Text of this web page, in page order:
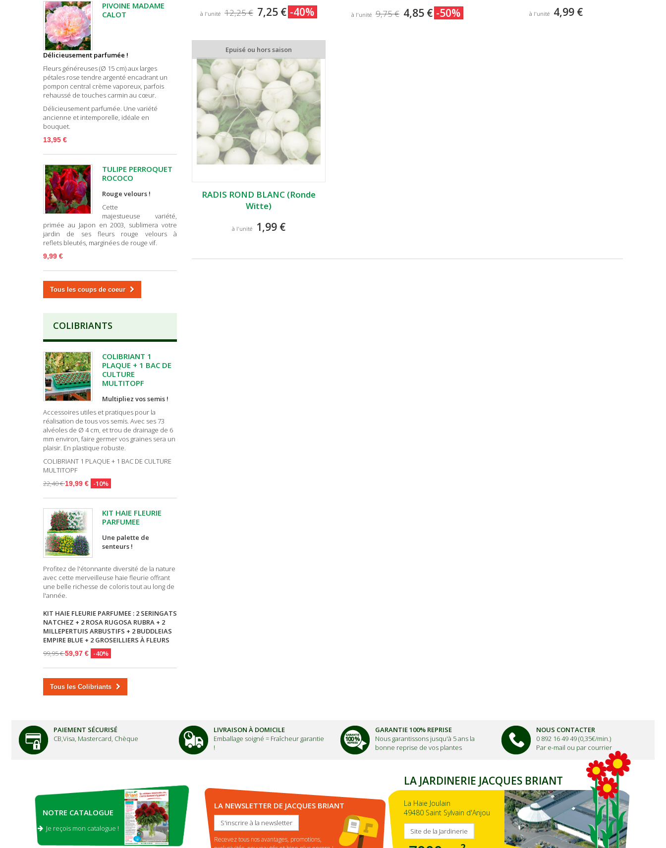
PIVOINE MADAME
CALOT
Délicieusement parfumée !
Fleurs généreuses (Ø 15 cm) aux larges
pétales rose tendre argenté encadrant un
pompon central crème vaporeux, parfois
rehaussé de touches carmin au cœur.
Délicieusement parfumée. Une variété
ancienne et intemporelle, idéale en
bouquet.
13,95 €
TULIPE PERROQUET
ROCOCO
Rouge velours !
Cette
majestueuse variété,
primée au Japon en 2003, sublimera votre
jardin de ses fleurs rouge velours à
reflets bleutés, marginées de rouge vif.
9,99 €
Tous les coups de coeur
COLIBRIANTS
COLIBRIANT 1
PLAQUE + 1 BAC DE
CULTURE
MULTITOPF
Multipliez vos semis !
Accessoires utiles et pratiques pour la
réalisation de tous vos semis. Avec ses 73
alvéoles de Ø 4 cm, et trou de drainage de 6
mm environ, faire germer vos graines sera un
plaisir. En plastique robuste.
COLIBRIANT 1 PLAQUE + 1 BAC DE CULTURE
MULTITOPF
22,40 €19,99 € -10%
KIT HAIE FLEURIE
PARFUMEE
Une palette de
senteurs !
Profitez de l'étonnante diversité de la nature
avec cette merveilleuse haie fleurie offrant
une belle richesse de coloris tout au long de
l'année.
KIT HAIE FLEURIE PARFUMEE : 2 SERINGATS
NATCHEZ + 2 ROSA RUGOSA RUBRA + 2
MILLEPERTUIS ARBUSTIFS + 2 BUDDLEIAS
EMPIRE BLUE + 2 GROSEILLIERS À FLEURS
99,95 €59,97 € -40%
Tous les Colibriants
à l'unité 12,25 € 7,25 € -40% à l'unité 9,75 € 4,85 € -50% à l'unité 4,99 €
Epuisé ou hors saison
RADIS ROND BLANC (Ronde
Witte)
à l'unité 1,99 €
PAIEMENT SÉCURISÉ
CB,Visa, Mastercard, Chèque
LIVRAISON À DOMICILE
Emballage soigné = Fraîcheur garantie
!
GARANTIE 100% REPRISE
Nous garantissons jusqu'à 5 ans la
bonne reprise de vos plantes
NOUS CONTACTER
0 892 16 49 49 (0,35€/min.)
Par e-mail ou par courrier
NOTRE CATALOGUE
Je reçois mon catalogue !
LA NEWSLETTER DE JACQUES BRIANT
S'inscrire à la newsletter
Recevez tous nos avantages, promotions,
LA JARDINERIE JACQUES BRIANT
La Haie Joulain
49480 Saint Sylvain d'Anjou
Site de la Jardinerie